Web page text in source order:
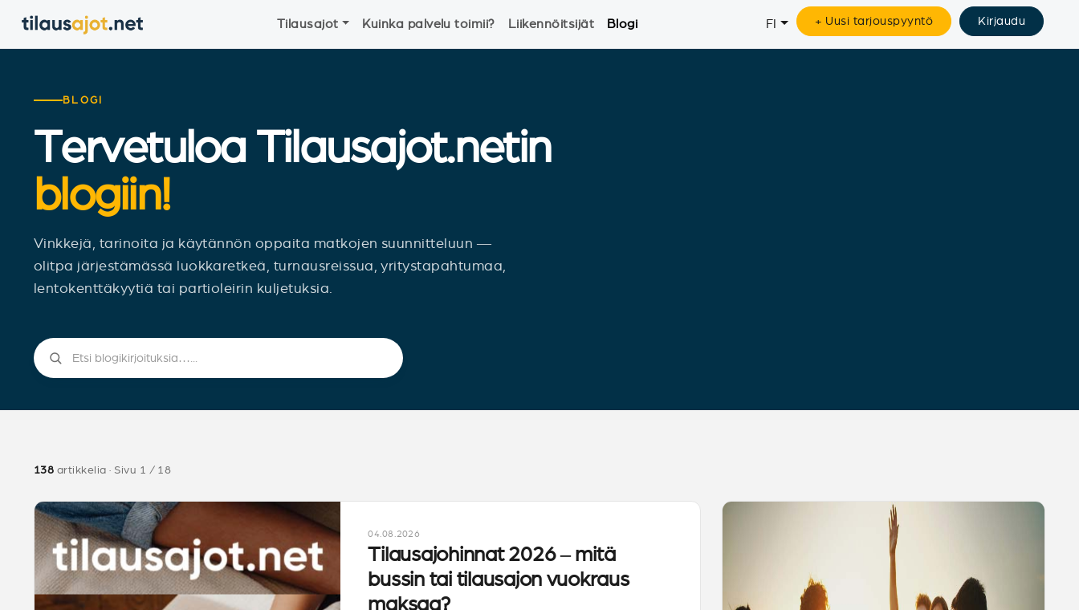
Tilausajot Kuinka palvelu toimii? Liikennöitsijät Blogi FI + Uusi tarjouspyyntö Kirjaudu
BLOGI
Tervetuloa Tilausajot.netin
blogiin!
Vinkkejä, tarinoita ja käytännön oppaita matkojen suunnitteluun —
olitpa järjestämässä luokkaretkeä, turnausreissua, yritystapahtumaa,
lentokenttäkyytiä tai partioleirin kuljetuksia.
138 artikkelia · Sivu 1 / 18
04.08.2026
Tilausajohinnat 2026 – mitä
bussin tai tilausajon vuokraus
maksaa?